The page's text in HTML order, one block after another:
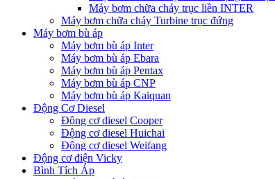
Máy bơm chữa cháy trục liền INTER
Máy bơm chữa cháy Turbine trục đứng
Máy bơm bù áp
Máy bơm bù áp Inter
Máy bơm bù áp Ebara
Máy bơm bù áp Pentax
Máy bơm bù áp CNP
Máy bơm bù áp Kaiquan
Động Cơ Diesel
Động cơ diesel Cooper
Động cơ diesel Huichai
Động cơ diesel Weifang
Động cơ điện Vicky
Bình Tích Áp